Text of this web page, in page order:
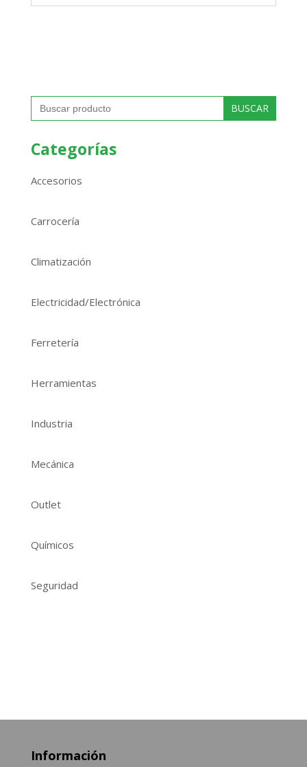
Buscar:
Categorías
Accesorios
Carrocería
Climatización
Electricidad/Electrónica
Ferretería
Herramientas
Industria
Mecánica
Outlet
Químicos
Seguridad
Información